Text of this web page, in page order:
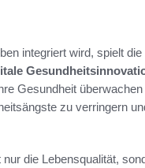
integriert wird, spielt die
Gesundheit
zu verringern
die Lebensqualität,